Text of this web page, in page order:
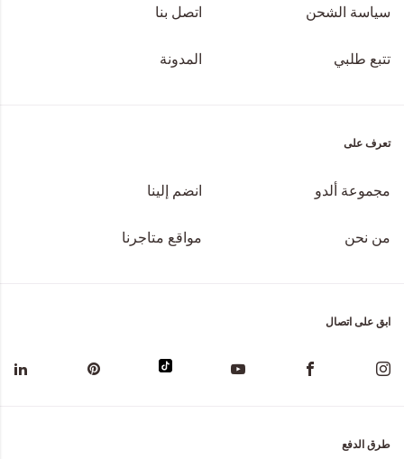
سياسة الشحن اتصل بنا
تتبع طلبي المدونة
تعرف على
مجموعة ألدو انضم إلينا
من نحن مواقع متاجرنا
ابق على اتصال
طرق الدفع